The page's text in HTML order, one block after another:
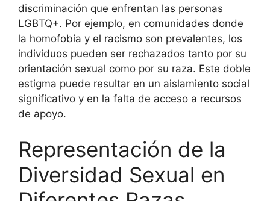
discriminación que enfrentan las personas
LGBTQ+. Por ejemplo, en comunidades donde
la homofobia y el racismo son prevalentes, los
individuos pueden ser rechazados tanto por su
orientación sexual como por su raza. Este doble
estigma puede resultar en un aislamiento social
significativo y en la falta de acceso a recursos
de apoyo.
Representación de la
Diversidad Sexual en